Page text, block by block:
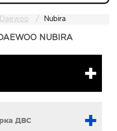
Daewoo Nubira
NUBIRA
ДВС